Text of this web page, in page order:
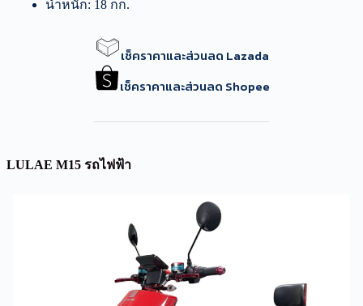
น้ำหนัก: 18 กก.
เช็คราคาและส่วนลด Lazada
เช็คราคาและส่วนลด Shopee
LULAE M15 รถไฟฟ้า